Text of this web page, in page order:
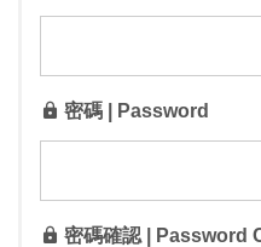
密碼 | Password
密碼確認 | Password